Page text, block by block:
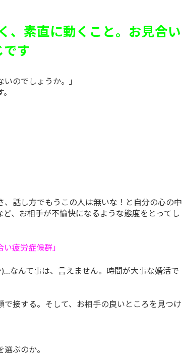
、素直に動くこと。お見合い
です
のでしょうか。」
話し方でもうこの人は無いな！と自分の心の中
、お相手が不愉快になるような態度をとってし
い疲労症候群」
なんて事は、言えません。時間が大事な婚活で
接する。そして、お相手の良いところを見つけ
ぶのか。